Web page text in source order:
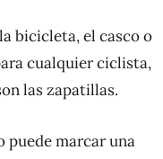
bicicleta, el casco o
cualquier ciclista,
las zapatillas.
puede marcar una